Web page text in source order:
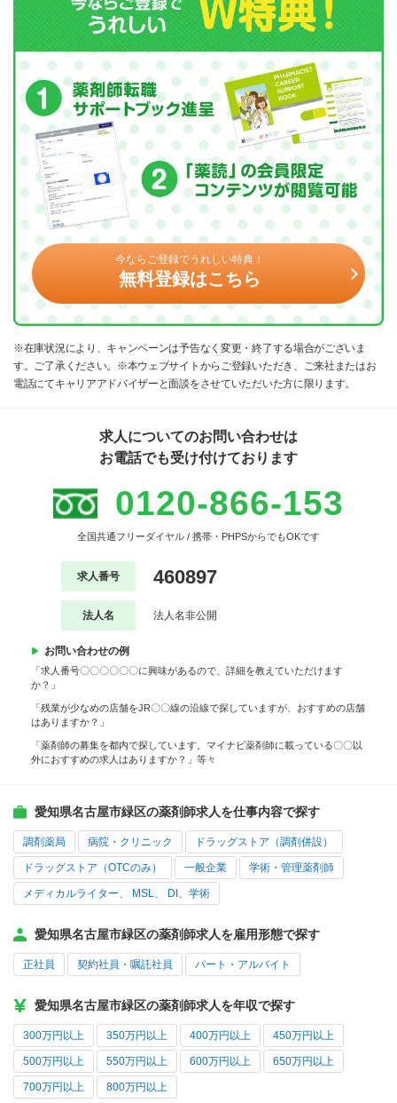
今ならご登録でうれしい特典！
無料登録はこちら
※在庫状況により、キャンペーンは予告なく変更・終了する場合がございま
す。ご了承ください。※本ウェブサイトからご登録いただき、ご来社またはお
電話にてキャリアアドバイザーと面談をさせていただいた方に限ります。
求人についてのお問い合わせは
お電話でも受け付けております
0120-866-153
全国共通フリーダイヤル / 携帯・PHPSからでもOKです
求人番号 460897
法人名 法人名非公開
お問い合わせの例
「求人番号〇〇〇〇〇〇に興味があるので、詳細を教えていただけます
か？」
「残業が少なめの店舗をJR〇〇線の沿線で探していますが、おすすめの店舗
はありますか？」
「薬剤師の募集を都内で探しています。マイナビ薬剤師に載っている〇〇以
外におすすめの求人はありますか？」等々
愛知県名古屋市緑区の薬剤師求人を仕事内容で探す
調剤薬局 病院・クリニック ドラッグストア（調剤併設）
ドラッグストア（OTCのみ） 一般企業 学術・管理薬剤師
メディカルライター、 MSL、 DI、学術
愛知県名古屋市緑区の薬剤師求人を雇用形態で探す
正社員 契約社員・嘱託社員 パート・アルバイト
愛知県名古屋市緑区の薬剤師求人を年収で探す
300万円以上 350万円以上 400万円以上 450万円以上
500万円以上 550万円以上 600万円以上 650万円以上
700万円以上 800万円以上